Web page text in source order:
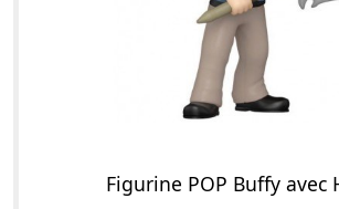
Figurine POP Buffy avec